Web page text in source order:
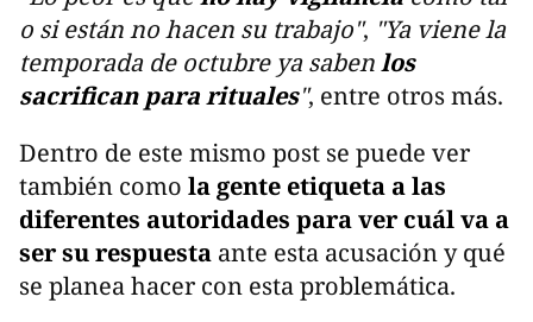
o si están no hacen su trabajo", "Ya viene la
temporada de octubre ya sabenlos
sacrifican para rituales", entre otros más.
Dentro de este mismo post se puede ver
también como la gente etiqueta a las
diferentes autoridades para ver cuál va a
ser su respuesta ante esta acusación y qué
se planea hacer con esta problemática.